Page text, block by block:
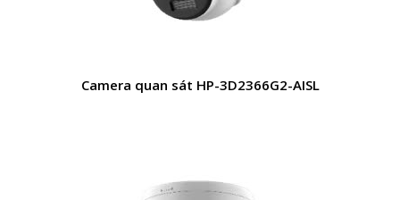
Camera quan sát HP-3D2366G2-AISL